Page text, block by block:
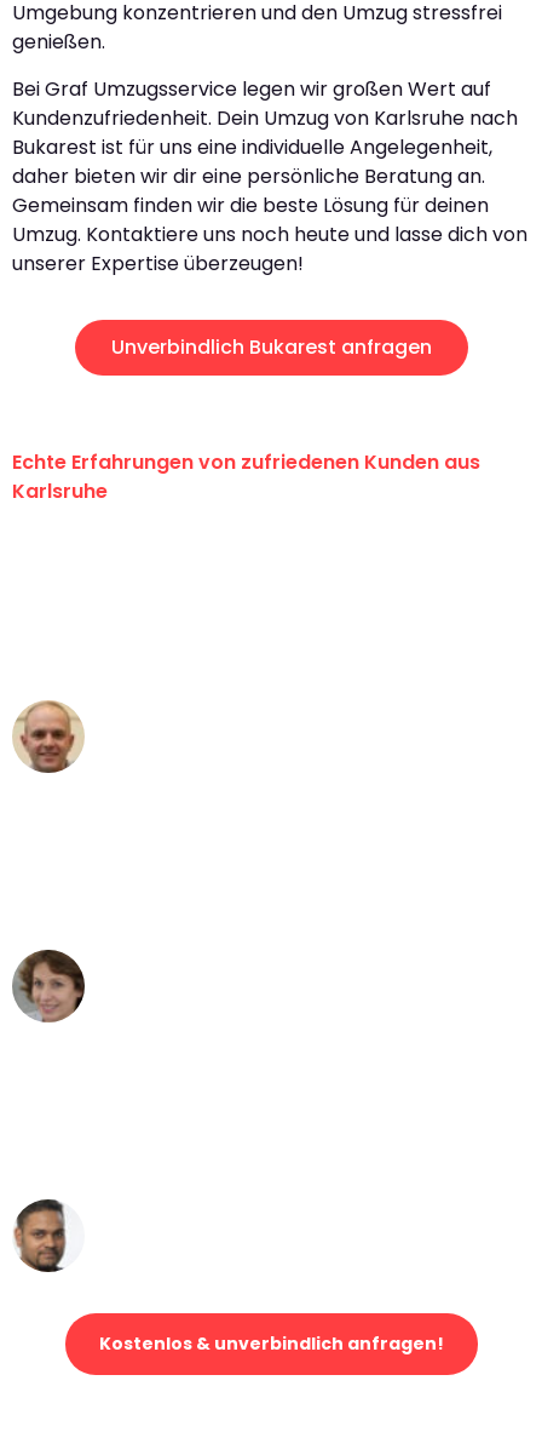
Umgebung konzentrieren und den Umzug stressfrei
genießen.
Bei Graf Umzugsservice legen wir großen Wert auf
Kundenzufriedenheit. Dein Umzug von Karlsruhe nach
Bukarest ist für uns eine individuelle Angelegenheit,
daher bieten wir dir eine persönliche Beratung an.
Gemeinsam finden wir die beste Lösung für deinen
Umzug. Kontaktiere uns noch heute und lasse dich von
unserer Expertise überzeugen!
Unverbindlich Bukarest anfragen
Echte Erfahrungen von zufriedenen Kunden aus
Karlsruhe
Kostenlos & unverbindlich anfragen!